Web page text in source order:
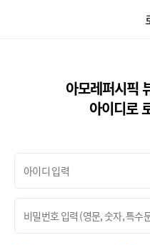
아모레퍼시픽
아이디로